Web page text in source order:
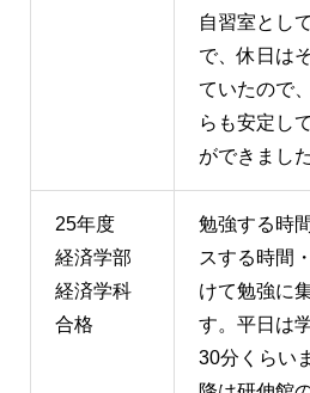
自習室とし
で、休日は
ていたので
らも安定し
ができました
25年度
経済学部
経済学科
合格
勉強する時
スする時間
けて勉強に
す。平日は
30分くらい